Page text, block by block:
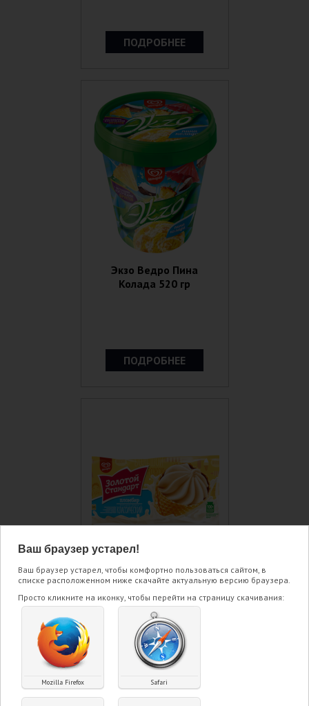
ПОДРОБНЕЕ
Экзо Ведро Пина
Колада 520 гр
ПОДРОБНЕЕ
Пломбир в большом
вафельном рожке
Классический со вкусом
сливок 100 гр
ПОДРОБНЕЕ
Ваш браузер устарел!
Ваш браузер устарел, чтобы комфортно пользоваться сайтом, в
списке расположенном ниже скачайте актуальную версию браузера.
Просто кликните на иконку, чтобы перейти на страницу скачивания:
Mozilla Firefox Safari